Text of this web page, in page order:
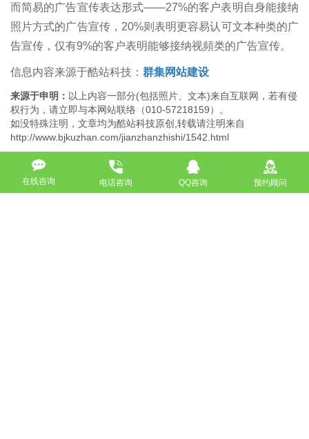
而简易的广告宣传表达形式——27%的客户表明自身能接纳
照片方式的广告宣传，20%则表明更容易认可文本种类的广
告宣传，仅有9%的客户表明能够接纳视頻类的广告宣传。
信息内容来源于酷站科技： 群集网站建设
来源于申明： 以上内容一部分(包括照片、文本)来自互联网，若有侵
权行为，请立即与本网站联络（010-57218159）。
如没特殊注明，文章均为酷站科技原创,转载请注明来自
http://www.bjkuzhan.com/jianzhanzhishi/1542.html
上一篇：建设企业电子商务网站所需要的费用及效果
在线咨询 电话咨询 QQ咨询 预约顾问